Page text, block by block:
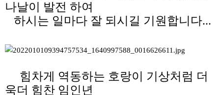
나날이 발전 하여
하시는 일마다 잘 되시길 기원합니다...
힘차게 역동하는 호랑이 기상처럼 더
욱더 힘찬 임인년